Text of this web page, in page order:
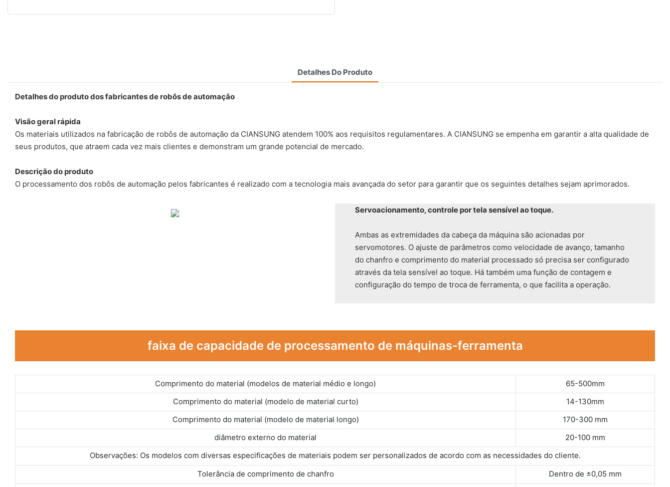
Detalhes Do Produto
Detalhes do produto dos fabricantes de robôs de automação
Visão geral rápida
Os materiais utilizados na fabricação de robôs de automação da CIANSUNG atendem 100% aos requisitos regulamentares. A CIANSUNG se empenha em garantir a alta qualidade de
seus produtos, que atraem cada vez mais clientes e demonstram um grande potencial de mercado.
Descrição do produto
O processamento dos robôs de automação pelos fabricantes é realizado com a tecnologia mais avançada do setor para garantir que os seguintes detalhes sejam aprimorados.
Servoacionamento, controle por tela sensível ao toque.
Ambas as extremidades da cabeça da máquina são acionadas por
servomotores. O ajuste de parâmetros como velocidade de avanço, tamanho
do chanfro e comprimento do material processado só precisa ser configurado
através da tela sensível ao toque. Há também uma função de contagem e
configuração do tempo de troca de ferramenta, o que facilita a operação.
faixa de capacidade de processamento de máquinas-ferramenta
Comprimento do material (modelos de material médio e longo)
65-500mm
Comprimento do material (modelo de material curto)
14-130mm
Comprimento do material (modelo de material longo)
170-300 mm
diâmetro externo do material
20-100 mm
Observações: Os modelos com diversas especificações de materiais podem ser personalizados de acordo com as necessidades do cliente.
Tolerância de comprimento de chanfro
Dentro de ±0,05 mm